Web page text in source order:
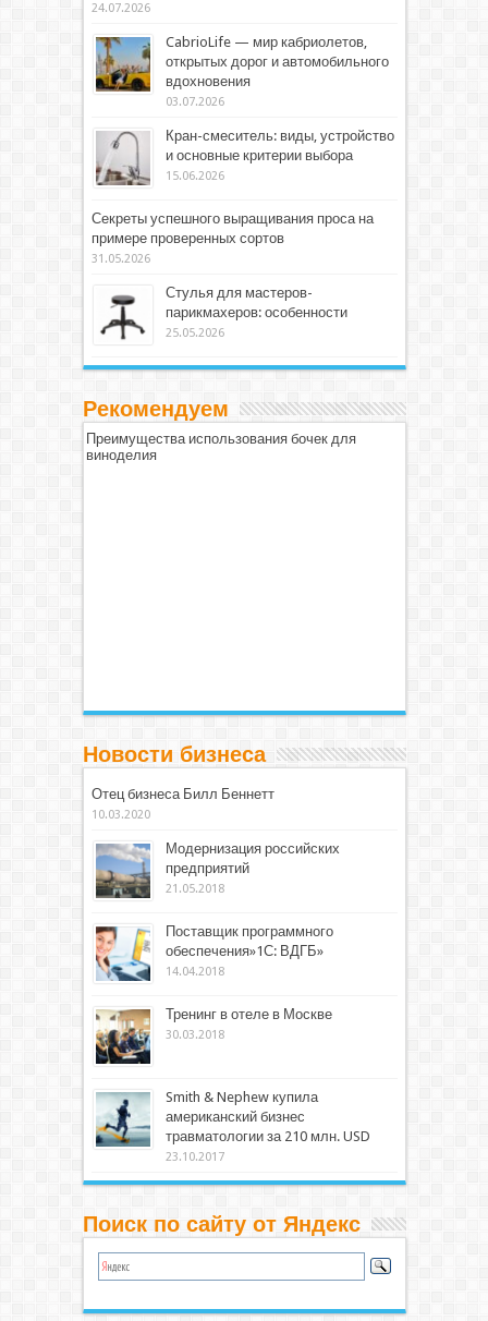
24.07.2026
CabrioLife — мир кабриолетов,
открытых дорог и автомобильного
вдохновения
03.07.2026
Кран-смеситель: виды, устройство
и основные критерии выбора
15.06.2026
Секреты успешного выращивания проса на
примере проверенных сортов
31.05.2026
Стулья для мастеров-
парикмахеров: особенности
25.05.2026
Рекомендуем
Преимущества использования бочек для
виноделия
Новости бизнеса
Отец бизнеса Билл Беннетт
10.03.2020
Модернизация российских
предприятий
21.05.2018
Поставщик программного
обеспечения»1С: ВДГБ»
14.04.2018
Тренинг в отеле в Москве
30.03.2018
Smith & Nephew купила
американский бизнес
травматологии за 210 млн. USD
23.10.2017
Поиск по сайту от Яндекс